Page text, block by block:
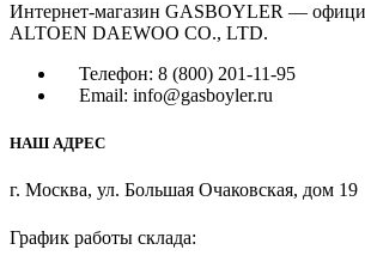
Интернет-магазин GASBOYLER —
ALTOEN DAEWOO CO., LTD.
Телефон: 8 (800) 201-11-95
Email: info@gasboyler.ru
НАШ АДРЕС
г. Москва, ул. Большая Очаковская, дом 19
График работы склада: